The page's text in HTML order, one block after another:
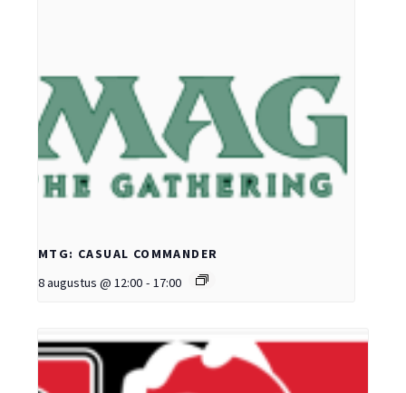
MTG: CASUAL COMMANDER
8 augustus @ 12:00 - 17:00